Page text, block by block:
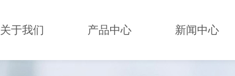
关于我们 产品中心 新闻中心